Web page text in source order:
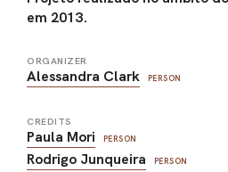
em 2013.
ORGANIZER
Alessandra Clark PERSON
CREDITS
Paula Mori PERSON
Rodrigo Junqueira PERSON